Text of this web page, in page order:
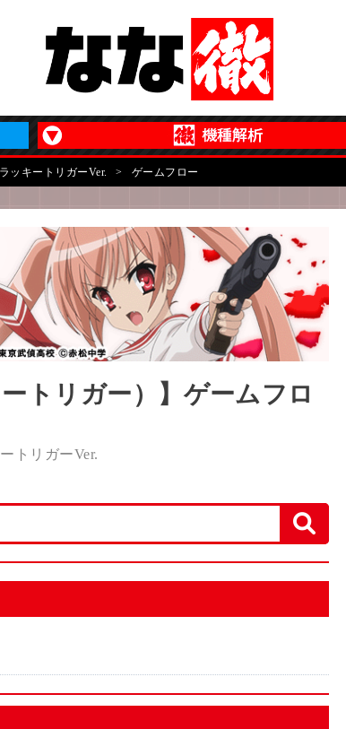
ッキートリガーVer. > ゲームフロー
トリガー）】ゲームフロ
トリガーVer.